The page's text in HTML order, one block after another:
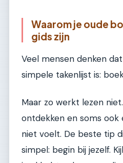
Waarom je oude
gids zijn
Veel mensen denken
simpele takenlijst is:
Maar zo werkt lezen
ontdekken en soms
niet voelt. De beste tip
simpel: begin bij jezelf.